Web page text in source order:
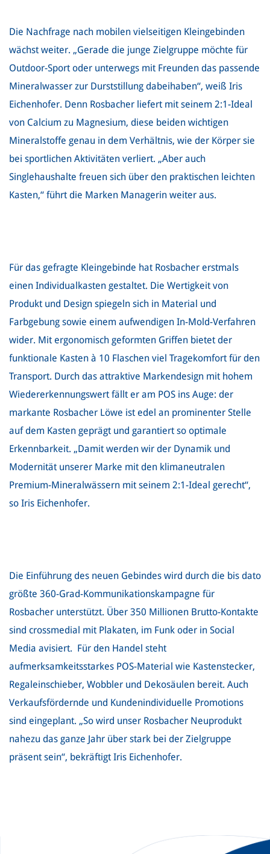
Die Nachfrage nach mobilen vielseitigen Kleingebinden
wächst weiter. „Gerade die junge Zielgruppe möchte für
Outdoor-Sport oder unterwegs mit Freunden das passende
Mineralwasser zur Durststillung dabeihaben“, weiß Iris
Eichenhofer. Denn Rosbacher liefert mit seinem 2:1-Ideal
von Calcium zu Magnesium, diese beiden wichtigen
Mineralstoffe genau in dem Verhältnis, wie der Körper sie
bei sportlichen Aktivitäten verliert. „Aber auch
Singlehaushalte freuen sich über den praktischen leichten
Kasten,“ führt die Marken Managerin weiter aus.
Für das gefragte Kleingebinde hat Rosbacher erstmals
einen Individualkasten gestaltet. Die Wertigkeit von
Produkt und Design spiegeln sich in Material und
Farbgebung sowie einem aufwendigen In-Mold-Verfahren
wider. Mit ergonomisch geformten Griffen bietet der
funktionale Kasten à 10 Flaschen viel Tragekomfort für den
Transport. Durch das attraktive Markendesign mit hohem
Wiedererkennungswert fällt er am POS ins Auge: der
markante Rosbacher Löwe ist edel an prominenter Stelle
auf dem Kasten geprägt und garantiert so optimale
Erkennbarkeit. „Damit werden wir der Dynamik und
Modernität unserer Marke mit den klimaneutralen
Premium-Mineralwässern mit seinem 2:1-Ideal gerecht“,
so Iris Eichenhofer.
Die Einführung des neuen Gebindes wird durch die bis dato
größte 360-Grad-Kommunikationskampagne für
Rosbacher unterstützt. Über 350 Millionen Brutto-Kontakte
sind crossmedial mit Plakaten, im Funk oder in Social
Media avisiert. Für den Handel steht
aufmerksamkeitsstarkes POS-Material wie Kastenstecker,
Regaleinschieber, Wobbler und Dekosäulen bereit. Auch
Verkaufsfördernde und Kundenindividuelle Promotions
sind eingeplant. „So wird unser Rosbacher Neuprodukt
nahezu das ganze Jahr über stark bei der Zielgruppe
präsent sein“, bekräftigt Iris Eichenhofer.